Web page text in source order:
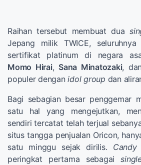
Raihan tersebut membuat dua
Jepang milik TWICE,
sertifikat platinum di negara
Momo Hirai, Sana Minatozaki,
populer denganidol group dan
Bagi sebagian besar penggemar
satu hal yang mengejutkan,
sendiri tercatat telah terjual
situs tangga penjualan Oricon,
satu minggu sejak dirilis. Candy
peringkat pertama sebagai